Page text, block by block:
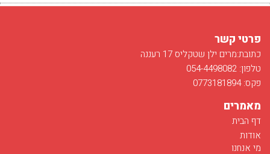
פרטי קשר
כתובת:מרים ילן שטקליס 17 רעננה
טלפון: 054-4498082
פקס: 0773181894
מאמרים
דף הבית
אודות
מי אנחנו